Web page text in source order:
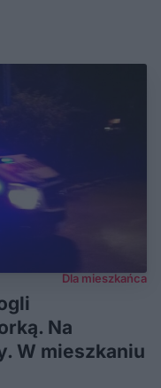
Dla mieszkańca
Na
W mieszkaniu